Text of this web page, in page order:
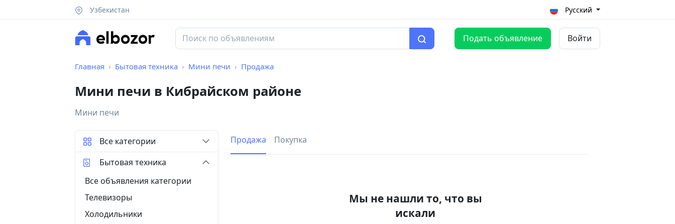
Узбекистан Русский
Подать объявление Войти
Главная Бытовая техника Мини печи Продажа
Мини печи в Кибрайском районе
Мини печи
Продажа Покупка
Мы не нашли то, что вы
искали
Все категории
Бытовая техника
Все объявления категории
Телевизоры
Холодильники